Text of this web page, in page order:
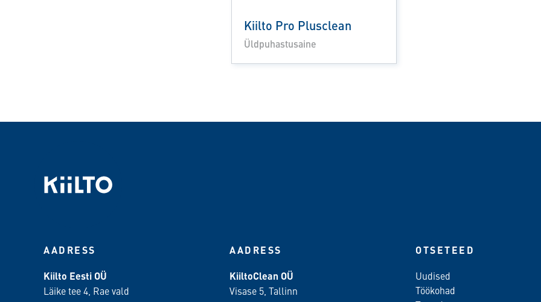
Kiilto Pro Plusclean
Üldpuhastusaine
AADRESS
Kiilto Eesti OÜ
Läike tee 4, Rae vald
AADRESS
KiiltoClean OÜ
Visase 5, Tallinn
OTSETEED
Uudised
Töökohad